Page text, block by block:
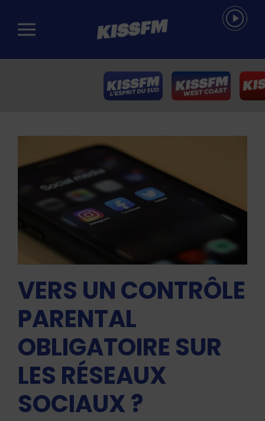
Passer au contenu principal
VERS UN CONTRÔLE
PARENTAL
OBLIGATOIRE SUR
LES RÉSEAUX
SOCIAUX ?